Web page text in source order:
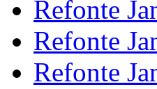
Refonte
Refonte
Refonte